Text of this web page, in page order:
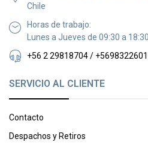
Chile
Horas de trabajo:
Lunes a Jueves de 09:30 a
+56 2 29818704 /
SERVICIO AL CLIENTE
Contacto
Despachos y Retiros